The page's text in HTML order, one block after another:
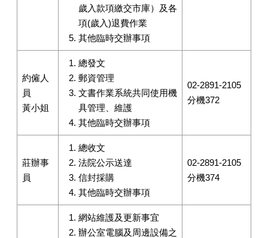
歲入款項繳交市庫）及各
項(歲入)退費作業
其他臨時交辦事項
約僱人
員
黃小姐
總發文
郵資管理
文書作業系統共同使用機
具管理、維護
其他臨時交辦事項
02-2891-2105
分機372
莊辦事
員
總收文
法院公示送達
信封採購
其他臨時交辦事項
02-2891-2105
分機374
網站維護及更新事宜
辦公室電腦及周邊設備之